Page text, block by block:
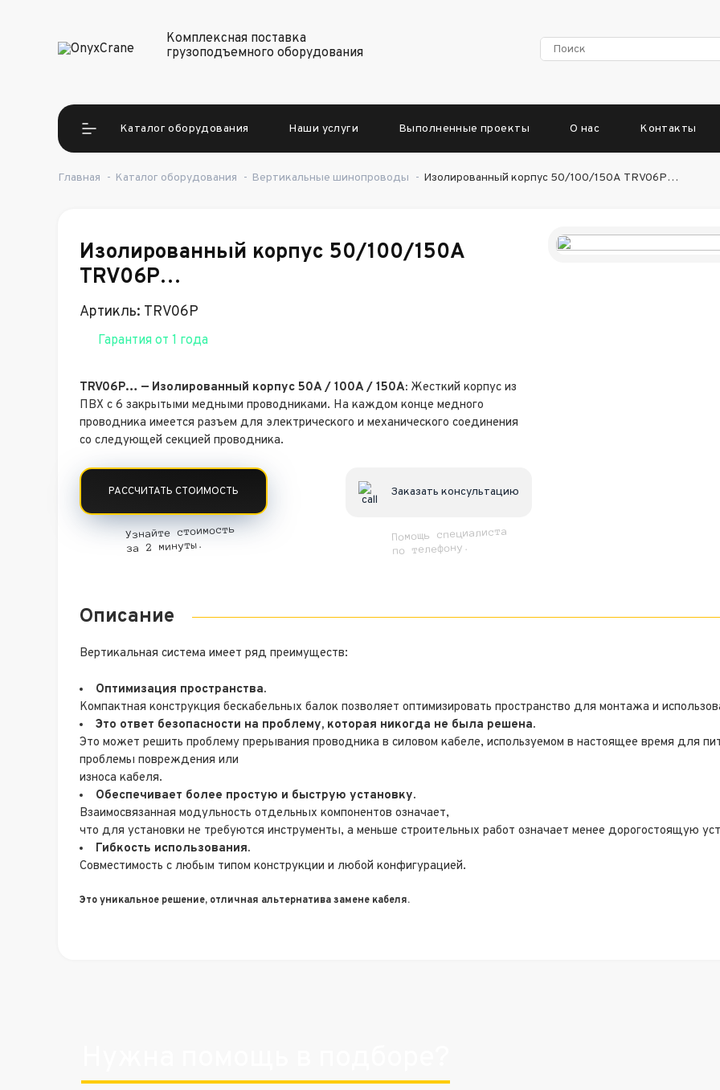
Комплексная поставка
грузоподъемного оборудования
Каталог оборудования Наши услуги Выполненные проекты О нас Контакты
Главная - Каталог оборудования - Вертикальные шинопроводы - Изолированный корпус 50/100/150А TRV06P…
Изолированный корпус 50/100/150А
TRV06P…
Артикль: TRV06P
Гарантия от 1 года
TRV06P… — Изолированный корпус 50A / 100A / 150A: Жесткий корпус из
ПВХ с 6 закрытыми медными проводниками. На каждом конце медного
проводника имеется разъем для электрического и механического соединения
со следующей секцией проводника.
РАССЧИТАТЬ СТОИМОСТЬ
Узнайте стоимость
за 2 минуты.
Заказать консультацию
Помощь специалиста
по телефону.
Описание
Вертикальная система имеет ряд преимуществ:
Оптимизация пространства.
Компактная конструкция бескабельных балок позволяет оптимизировать пространство для монтажа и
Это ответ безопасности на проблему, которая никогда не была решена.
Это может решить проблему прерывания проводника в силовом кабеле, используемом в настоящее время для
проблемы повреждения или
износа кабеля.
Обеспечивает более простую и быструю установку.
Взаимосвязанная модульность отдельных компонентов означает,
что для установки не требуются инструменты, а меньше строительных работ означает менее дорогостоящую
Гибкость использования.
Совместимость с любым типом конструкции и любой конфигурацией.
Это уникальное решение, отличная альтернативазамене кабеля.